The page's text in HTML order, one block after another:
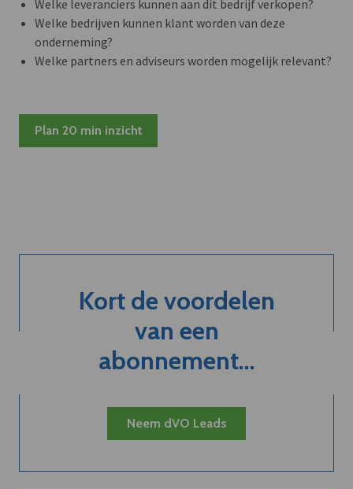
Welke leveranciers kunnen aan dit bedrijf verkopen?
Welke bedrijven kunnen klant worden van deze
onderneming?
Welke partners en adviseurs worden mogelijk relevant?
Plan 20 min inzicht
Kort de voordelen
van een
abonnement...
Neem dVO Leads